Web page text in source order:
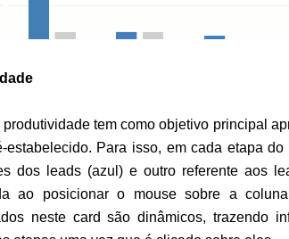
produtividade tem como objetivo principal
estabelecido. Para isso, em cada etapa
dos leads (azul) e outro referente aos
ao posicionar o mouse sobre a
neste card são dinâmicos, trazendo